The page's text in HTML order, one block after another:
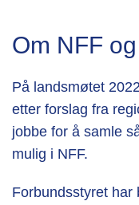
Om NFF
På landsmøtet
etter forslag fra
jobbe for å samle
mulig i NFF.
Forbundsstyret har